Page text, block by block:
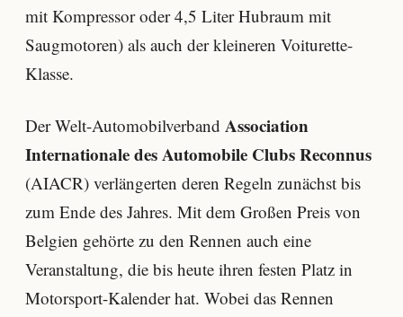
mit Kompressor oder 4,5 Liter Hubraum mit
Saugmotoren) als auch der kleineren Voiturette-
Klasse.
Der Welt-Automobilverband Association
Internationale des Automobile Clubs Reconnus
(AIACR) verlängerten deren Regeln zunächst bis
zum Ende des Jahres. Mit dem Großen Preis von
Belgien gehörte zu den Rennen auch eine
Veranstaltung, die bis heute ihren festen Platz in
Motorsport-Kalender hat. Wobei das Rennen